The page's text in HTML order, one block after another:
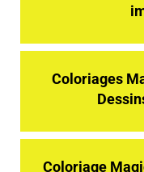
Coloriages
Coloriage